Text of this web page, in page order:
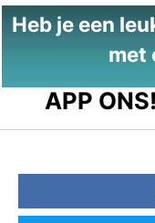
Heb je een
met
APP ONS!